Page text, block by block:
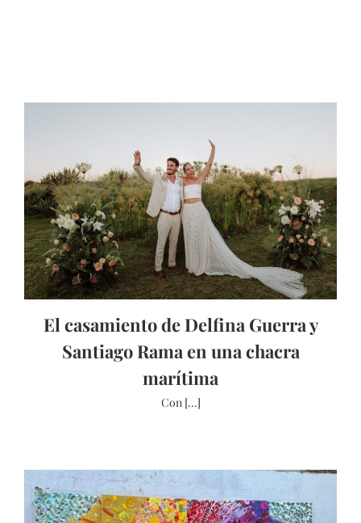
El casamiento de Delfina Guerra y
Santiago Rama en una chacra
marítima
Con [...]